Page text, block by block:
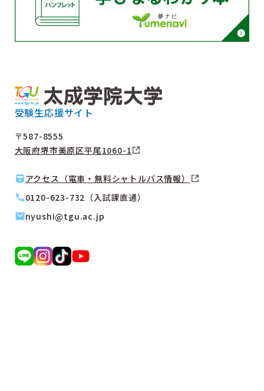
受験生応援サイト
〒587-8555
大阪府堺市美原区平尾1060-1
アクセス（電車・無料シャトルバス情報）
0120-623-732（入試課直通）
nyushi@tgu.ac.jp